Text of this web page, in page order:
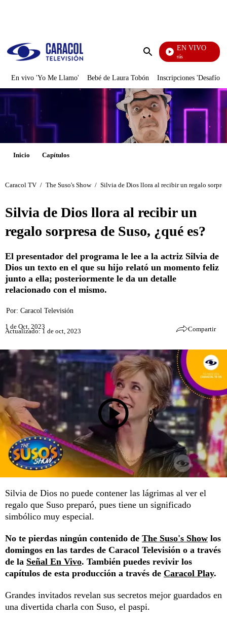
Enviar
EN VIVO
También Caerás
En vivo 'Yo Me Llamo' Bebé de Laura Tobón Inscripciones 'Desafío'
Inicio Capítulos
Caracol TV / The Suso's Show / Silvia de Dios llora al recibir un regalo
Silvia de Dios llora al recibir un
regalo sorpresa de Suso, ¿qué es?
El presentador del programa le lee a la actriz Silvia de
Dios un texto en el que su hijo relató un momento feliz
junto a ella; posteriormente le da un detalle
relacionado con el mismo.
Por: Caracol Televisión
1 de Oct, 2023
Actualizado: 1 de oct, 2023 Compartir
Silvia de Dios no puede contener las lágrimas al ver el
regalo que Suso preparó, pues tiene un significado
simbólico muy especial.
No te pierdas ningún contenido de The Suso's Show los
domingos en las tardes de Caracol Televisión o a través
de la Señal En Vivo. También puedes revivir los
capítulos de esta producción a través de Caracol Play.
Grandes invitados revelan sus secretos mejor guardados en
una divertida charla con Suso, el paspi.